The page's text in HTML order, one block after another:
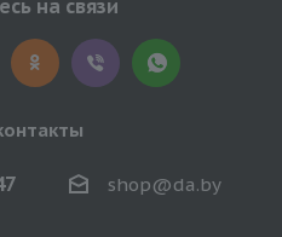
на связи
shop@da.by